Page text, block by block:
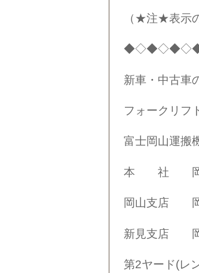
（★注★表示
新車・中古車
フォークリフ
富士岡山運搬
本 社 岡山
岡山支店
新見支店
第2ヤード(レ